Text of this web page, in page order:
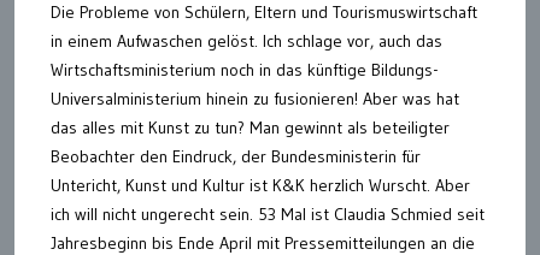
Die Probleme von Schülern, Eltern und Tourismuswirtschaft
in einem Aufwaschen gelöst. Ich schlage vor, auch das
Wirtschaftsministerium noch in das künftige Bildungs-
Universalministerium hinein zu fusionieren! Aber was hat
das alles mit Kunst zu tun? Man gewinnt als beteiligter
Beobachter den Eindruck, der Bundesministerin für
Untericht, Kunst und Kultur ist K&K herzlich Wurscht. Aber
ich will nicht ungerecht sein. 53 Mal ist Claudia Schmied seit
Jahresbeginn bis Ende April mit Pressemitteilungen an die